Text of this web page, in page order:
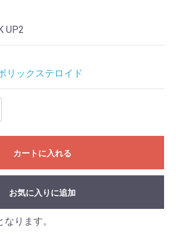
UP2
リックステロイド
カートに入れる
お気に入りに追加
ります。